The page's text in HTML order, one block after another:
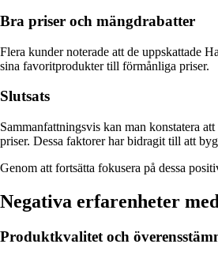
Bra priser och mängdrabatter
Flera kunder noterade att de uppskattade
sina favoritprodukter till förmånliga priser.
Slutsats
Sammanfattningsvis kan man konstatera
priser. Dessa faktorer har bidragit till att
Genom att fortsätta fokusera på dessa
Negativa erfarenheter
Produktkvalitet och